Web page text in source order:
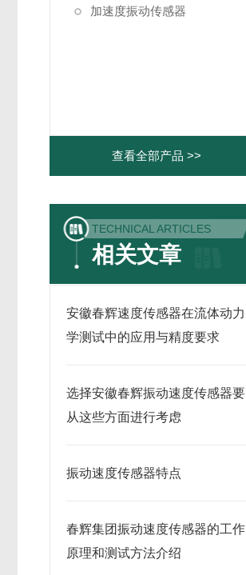
加速度振动传感器
查看全部产品 >>
TECHNICAL ARTICLES
相关文章
安徽春辉速度传感器在流体动力
学测试中的应用与精度要求
选择安徽春辉振动速度传感器要
从这些方面进行考虑
振动速度传感器特点
春辉集团振动速度传感器的工作
原理和测试方法介绍